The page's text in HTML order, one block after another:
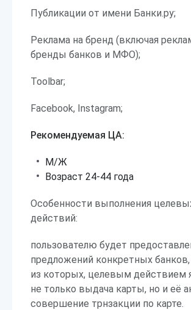
Публикации от имени Банки.ру;
Реклама на бренд (включая
бренды банков и МФО);
Toolbar;
Facebook, Instagram;
Рекомендуемая ЦА:
М/Ж
Возраст 24-44 года
Особенности выполнения
действий:
пользователю будет
предложений конкретных
из которых, целевым действием
не только выдача карты, но и её
совершение трнзакции по карте.